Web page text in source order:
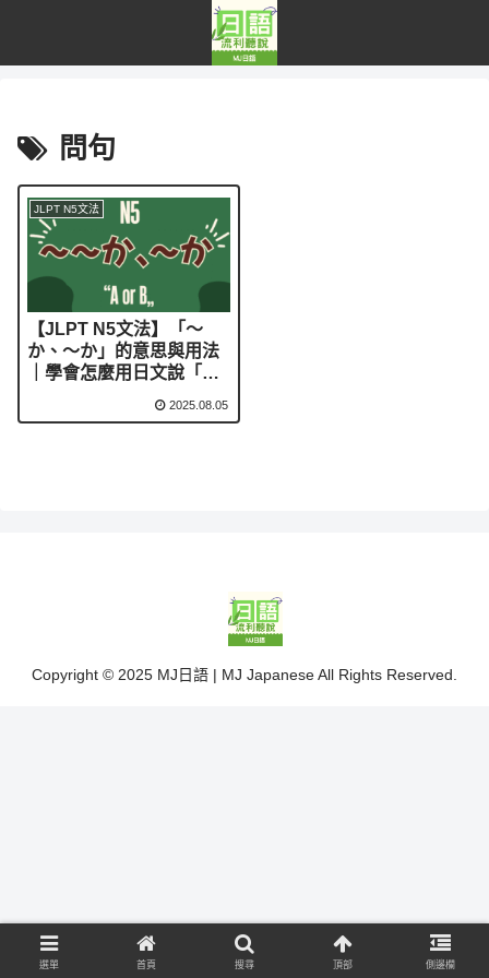
問句
JLPT N5文法
【JLPT N5文法】「～
か、～か」的意思與用法
｜學會怎麼用日文說「是
2025.08.05
Copyright © 2025 MJ日語 | MJ Japanese All Rights Reserved.
選單 首頁 搜尋 頂部 側邊欄